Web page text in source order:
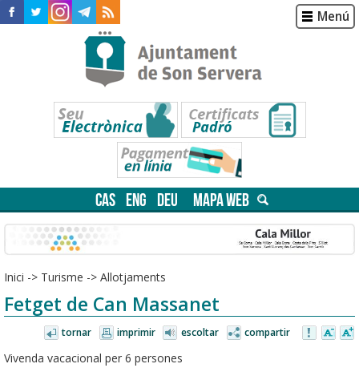
Menú
CAS ENG DEU MAPA WEB
Inici -> Turisme -> Allotjaments
Fetget de Can Massanet
tornar imprimir escoltar compartir
Vivenda vacacional per 6 persones